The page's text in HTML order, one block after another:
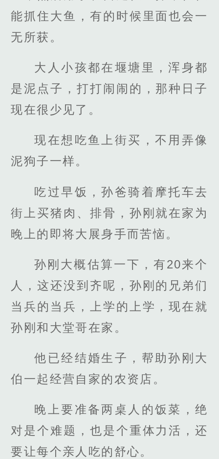
能抓住大鱼，有的时候里面也会一
无所获。
大人小孩都在堰塘里，浑身都
是泥点子，打打闹闹的，那种日子
现在很少见了。
现在想吃鱼上街买，不用弄像
泥狗子一样。
吃过早饭，孙爸骑着摩托车去
街上买猪肉、排骨，孙刚就在家为
晚上的即将大展身手而苦恼。
孙刚大概估算一下，有20来个
人，这还没到齐呢，孙刚的兄弟们
当兵的当兵，上学的上学，现在就
孙刚和大堂哥在家。
他已经结婚生子，帮助孙刚大
伯一起经营自家的农资店。
晚上要准备两桌人的饭菜，绝
对是个难题，也是个重体力活，还
要让每个亲人吃的舒心。